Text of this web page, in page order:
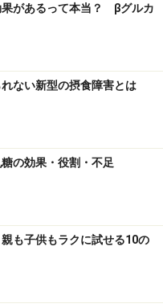
果があるって本当？ βグルカ
ない新型の摂食障害とは
の効果・役割・不足
も子供もラクに試せる10の